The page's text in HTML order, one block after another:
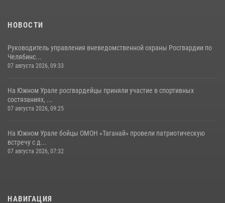
НОВОСТИ
Руководитель управления вневедомственной охраны Росгвардии по
Челябинс...
07 августа 2026, 09:33
На Южном Урале росгвардейцы приняли участие в спортивных
состязаниях, ...
07 августа 2026, 09:25
На Южном Урале бойцы ОМОН «Таганай» провели патриотическую
встречу с д...
07 августа 2026, 07:32
НАВИГАЦИЯ